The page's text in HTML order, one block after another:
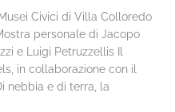
Civici di Villa Colloredo
personale di Jacopo
e Luigi Petruzzellis Il
in collaborazione con il
nebbia e di terra, la